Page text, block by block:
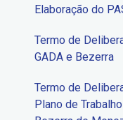
Elaboração do
Termo de
GADA e Bezerra
Termo de
Plano de